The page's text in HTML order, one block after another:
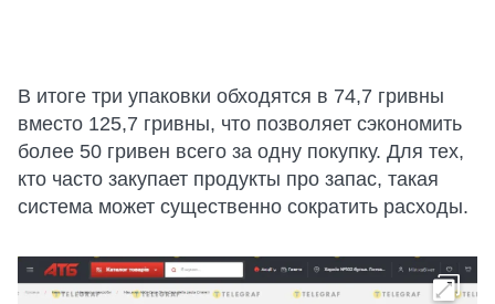
В итоге три упаковки обходятся в 74,7 гривны
вместо 125,7 гривны, что позволяет сэкономить
более 50 гривен всего за одну покупку. Для тех,
кто часто закупает продукты про запас, такая
система может существенно сократить расходы.